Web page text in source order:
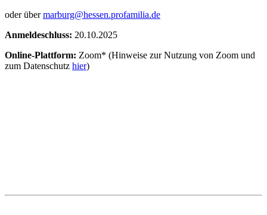
oder übermarburg@hessen.profamilia.de
Anmeldeschluss: 20.10.2025
Online-Plattform: Zoom* (Hinweise zur Nutzung von Zoom und
zum Datenschutz hier)